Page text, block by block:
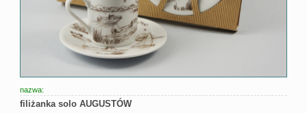
nazwa:
filiżanka solo AUGUSTÓW